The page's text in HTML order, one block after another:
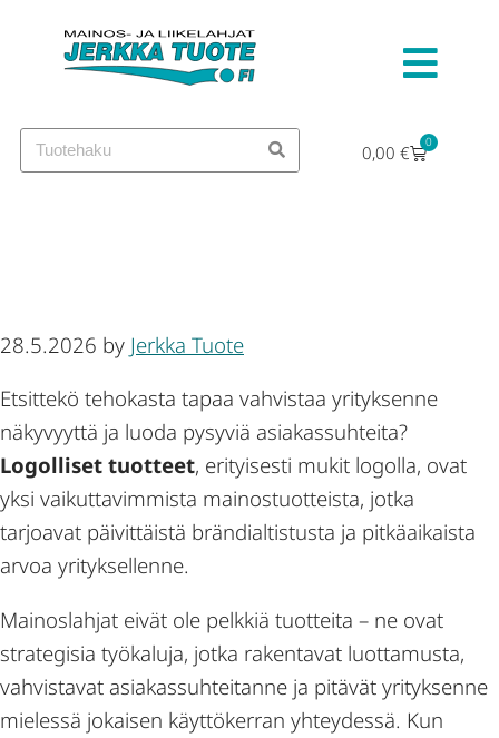
0,00 € 0
28.5.2026 by Jerkka Tuote
Etsittekö tehokasta tapaa vahvistaa yrityksenne
näkyvyyttä ja luoda pysyviä asiakassuhteita?
Logolliset tuotteet, erityisesti mukit logolla, ovat
yksi vaikuttavimmista mainostuotteista, jotka
tarjoavat päivittäistä brändialtistusta ja pitkäaikaista
arvoa yrityksellenne.
Mainoslahjat eivät ole pelkkiä tuotteita – ne ovat
strategisia työkaluja, jotka rakentavat luottamusta,
vahvistavat asiakassuhteitanne ja pitävät yrityksenne
mielessä jokaisen käyttökerran yhteydessä. Kun